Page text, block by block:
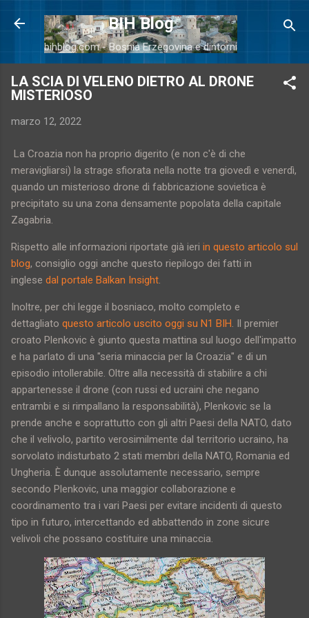
Passa ai contenuti principali
BIH Blog
bihblog.com - Bosnia Erzegovina e dintorni
LA SCIA DI VELENO DIETRO AL DRONE
MISTERIOSO
marzo 12, 2022
La Croazia non ha proprio digerito (e non c'è di che
meravigliarsi) la strage sfiorata nella notte tra giovedì e venerdì,
quando un misterioso drone di fabbricazione sovietica è
precipitato su una zona densamente popolata della capitale
Zagabria.
Rispetto alle informazioni riportate già ieri in questo articolo sul
blog, consiglio oggi anche questo riepilogo dei fatti in
inglese dal portale Balkan Insight
Inoltre, per chi legge il bosniaco, molto completo e
dettagliato questo articolo uscito oggi su N1 BIH . Il premier
croato Plenkovic è giunto questa mattina sul luogo dell'impatto
e ha parlato di una "seria minaccia per la Croazia" e di un
episodio intollerabile. Oltre alla necessità di stabilire a chi
appartenesse il drone (con russi ed ucraini che negano
entrambi e si rimpallano la responsabilità), Plenkovic se la
prende anche e soprattutto con gli altri Paesi della NATO, dato
che il velivolo, partito verosimilmente dal territorio ucraino, ha
sorvolato indisturbato 2 stati membri della NATO, Romania ed
Ungheria. È dunque assolutamente necessario, sempre
secondo Plenkovic, una maggior collaborazione e
coordinamento tra i vari Paesi per evitare incidenti di questo
tipo in futuro, intercettando ed abbattendo in zone sicure
velivoli che possano costituire una minaccia.